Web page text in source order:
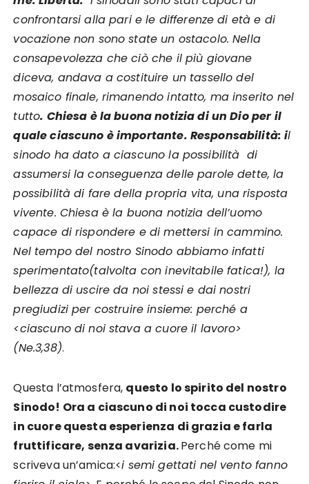
confrontarsi alla pari e le differenze di età e di
vocazione non sono state un ostacolo. Nella
consapevolezza che ciò che il più giovane
diceva, andava a costituire un tassello del
mosaico finale, rimanendo intatto, ma inserito nel
tutto. Chiesa è la buona notizia di un Dio per il
quale ciascuno è importante. Responsabilità: il
sinodo ha dato a ciascuno la possibilità di
assumersi la conseguenza delle parole dette, la
possibilità di fare della propria vita, una risposta
vivente. Chiesa è la buona notizia dell’uomo
capace di rispondere e di mettersi in cammino.
Nel tempo del nostro Sinodo abbiamo infatti
sperimentato(talvolta con inevitabile fatica!), la
bellezza di uscire da noi stessi e dai nostri
pregiudizi per costruire insieme: perché a
<ciascuno di noi stava a cuore il lavoro>
(Ne.3,38).
Questa l’atmosfera, questo lo spirito del nostro
Sinodo! Ora a ciascuno di noi tocca custodire
in cuore questa esperienza di grazia e farla
fruttificare, senza avarizia.Perché come mi
scriveva un’amica:<i semi gettati nel vento fanno